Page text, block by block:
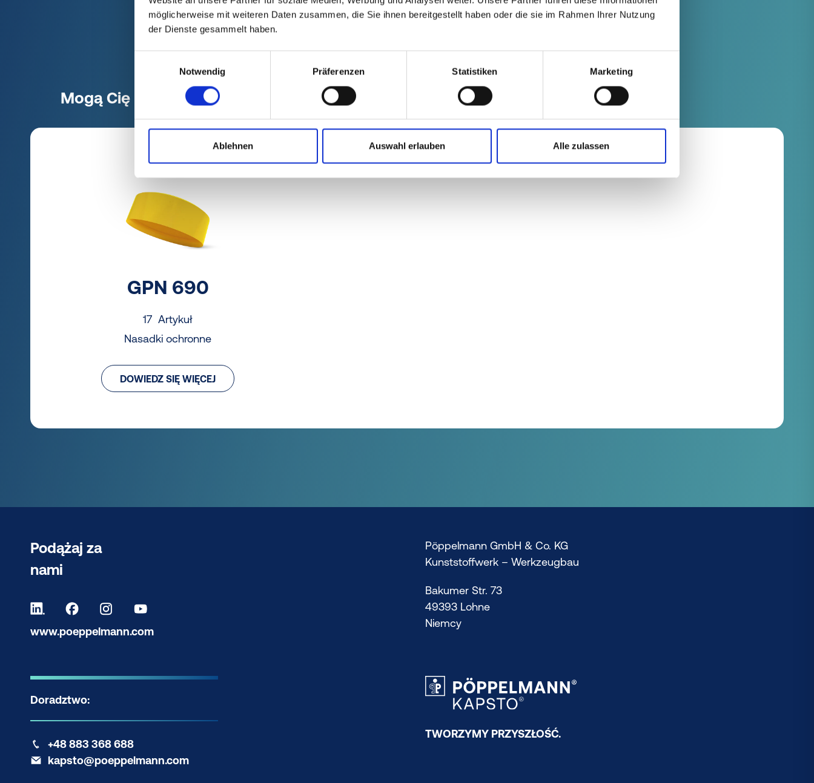
möglicherweise mit weiteren Daten zusammen, die Sie ihnen bereitgestellt haben oder die sie im Rahmen Ihrer Nutzung
der Dienste gesammelt haben.
Notwendig
Präferenzen Statistiken Marketing
Ablehnen Auswahl erlauben Alle zulassen
Lista produktów Tabela techniczna
Mogą Cię również zainteresować te serie standardów:
GPN 690
17 Artykuł
Nasadki ochronne
DOWIEDZ SIĘ WIĘCEJ
Podążaj za
nami
www.poeppelmann.com
Pöppelmann GmbH & Co. KG
Kunststoffwerk – Werkzeugbau
Bakumer Str. 73
49393 Lohne
Niemcy
Doradztwo:
+48 883 368 688
kapsto@poeppelmann.com
TWORZYMY PRZYSZŁOŚĆ.